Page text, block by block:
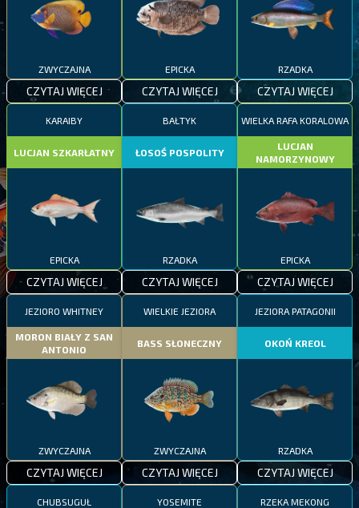
ZWYCZAJNA
CZYTAJ WIĘCEJ
EPICKA
CZYTAJ WIĘCEJ
RZADKA
CZYTAJ WIĘCEJ
KARAIBY
LUCJAN SZKARŁATNY
EPICKA
CZYTAJ WIĘCEJ
BAŁTYK
ŁOSOŚ POSPOLITY
RZADKA
CZYTAJ WIĘCEJ
WIELKA RAFA KORALOWA
LUCJAN
NAMORZYNOWY
EPICKA
CZYTAJ WIĘCEJ
JEZIORO WHITNEY
MORON BIAŁY Z SAN
ANTONIO
ZWYCZAJNA
CZYTAJ WIĘCEJ
WIELKIE JEZIORA
BASS SŁONECZNY
ZWYCZAJNA
CZYTAJ WIĘCEJ
JEZIORA PATAGONII
OKOŃ KREOL
RZADKA
CZYTAJ WIĘCEJ
CHUBSUGUŁ YOSEMITE RZEKA MEKONG